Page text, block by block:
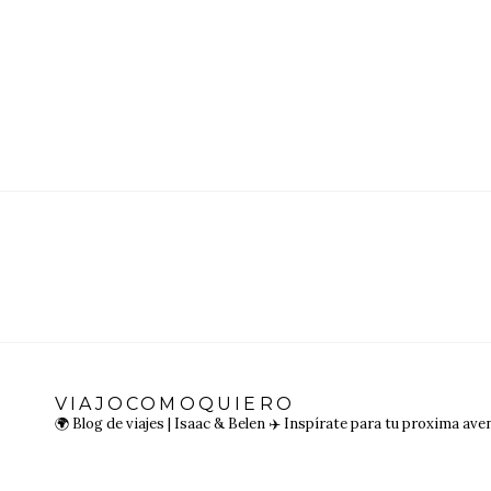
VIAJOCOMOQUIERO
🌍 Blog de viajes | Isaac & Belen ✈️ Inspírate para tu proxima